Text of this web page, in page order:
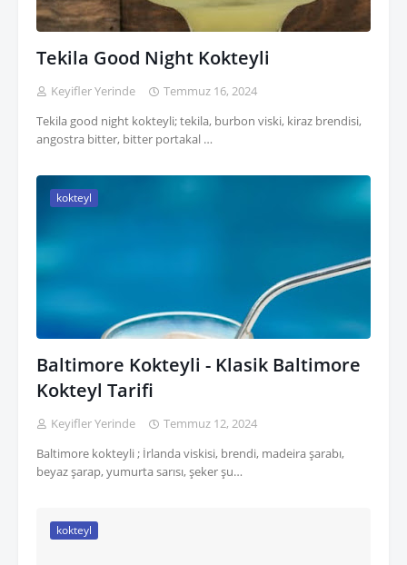
Tekila Good Night Kokteyli
Keyifler Yerinde
Temmuz 16, 2024
Tekila good night kokteyli; tekila, burbon viski, kiraz brendisi,
angostra bitter, bitter portakal …
kokteyl
Baltimore Kokteyli - Klasik Baltimore
Kokteyl Tarifi
Keyifler Yerinde
Temmuz 12, 2024
Baltimore kokteyli ; İrlanda viskisi, brendi, madeira şarabı,
beyaz şarap, yumurta sarısı, şeker şu…
kokteyl